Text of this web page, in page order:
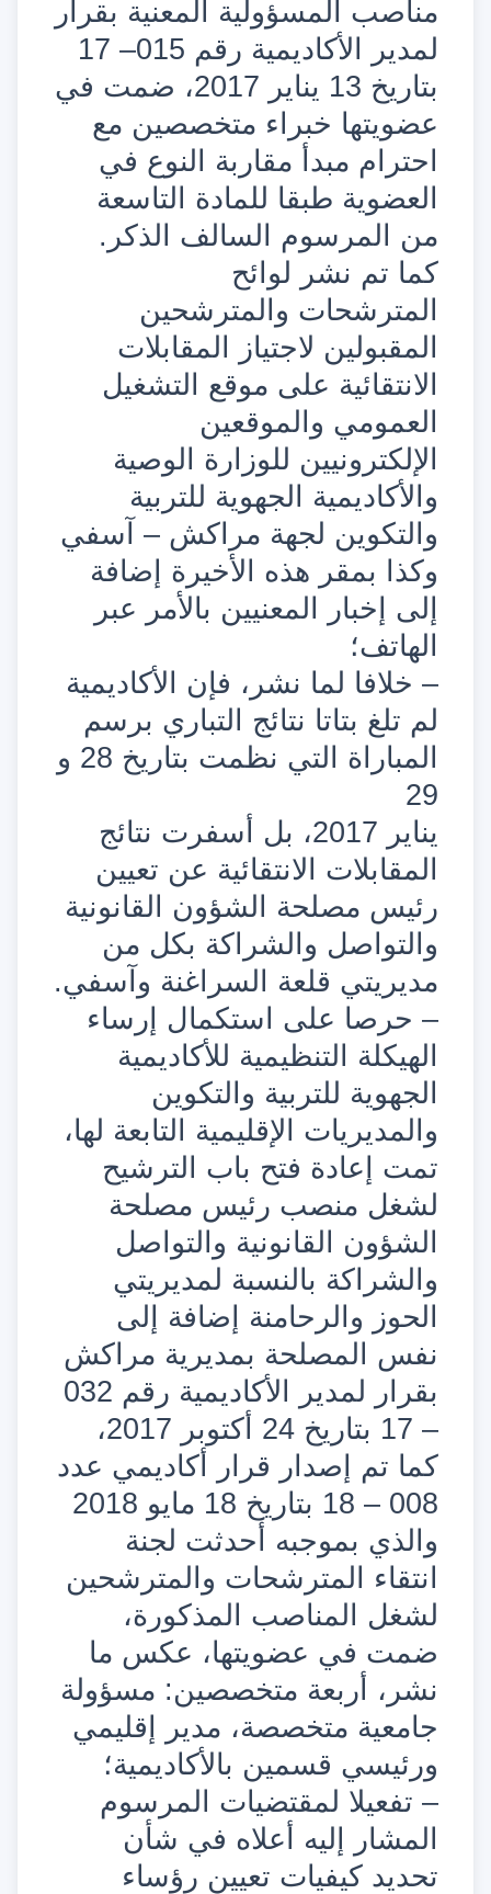
مناصب المسؤولية المعنية بقرار
لمدير الأكاديمية رقم 015– 17
بتاريخ 13 يناير 2017، ضمت في
عضويتها خبراء متخصصين مع
احترام مبدأ مقاربة النوع في
العضوية طبقا للمادة التاسعة
من المرسوم السالف الذكر.
كما تم نشر لوائح
المترشحات والمترشحين
المقبولين لاجتياز المقابلات
الانتقائية على موقع التشغيل
العمومي والموقعين
الإلكترونيين للوزارة الوصية
والأكاديمية الجهوية للتربية
والتكوين لجهة مراكش – آسفي
وكذا بمقر هذه الأخيرة إضافة
إلى إخبار المعنيين بالأمر عبر
الهاتف؛
– خلافا لما نشر، فإن الأكاديمية
لم تلغ بتاتا نتائج التباري برسم
المباراة التي نظمت بتاريخ 28 و
29
يناير 2017، بل أسفرت نتائج
المقابلات الانتقائية عن تعيين
رئيس مصلحة الشؤون القانونية
والتواصل والشراكة بكل من
مديريتي قلعة السراغنة وآسفي.
– حرصا على استكمال إرساء
الهيكلة التنظيمية للأكاديمية
الجهوية للتربية والتكوين
والمديريات الإقليمية التابعة لها،
تمت إعادة فتح باب الترشيح
لشغل منصب رئيس مصلحة
الشؤون القانونية والتواصل
والشراكة بالنسبة لمديريتي
الحوز والرحامنة إضافة إلى
نفس المصلحة بمديرية مراكش
بقرار لمدير الأكاديمية رقم 032
– 17 بتاريخ 24 أكتوبر 2017،
كما تم إصدار قرار أكاديمي عدد
008 – 18 بتاريخ 18 مايو 2018
والذي بموجبه أحدثت لجنة
انتقاء المترشحات والمترشحين
لشغل المناصب المذكورة،
ضمت في عضويتها، عكس ما
نشر، أربعة متخصصين: مسؤولة
جامعية متخصصة، مدير إقليمي
ورئيسي قسمين بالأكاديمية؛
– تفعيلا لمقتضيات المرسوم
المشار إليه أعلاه في شأن
تحديد كيفيات تعيين رؤساء